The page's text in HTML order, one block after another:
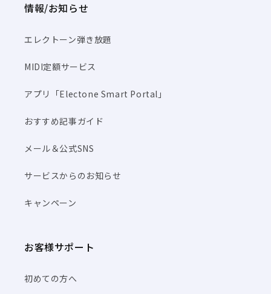
情報/お知らせ
エレクトーン弾き放題
MIDI定額サービス
アプリ「Electone Smart Portal」
おすすめ記事ガイド
メール＆公式SNS
サービスからのお知らせ
キャンペーン
お客様サポート
初めての方へ